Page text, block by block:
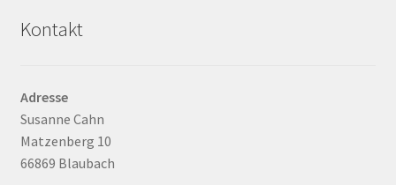
Kontakt
Adresse
Susanne Cahn
Matzenberg 10
66869 Blaubach